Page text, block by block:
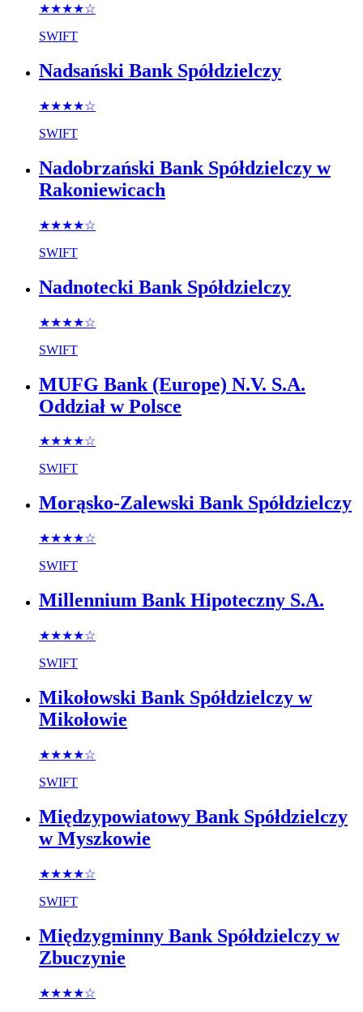
★★★★☆
SWIFT
Nadsański Bank Spółdzielczy
★★★★☆
SWIFT
Nadobrzański Bank Spółdzielczy w
Rakoniewicach
★★★★☆
SWIFT
Nadnotecki Bank Spółdzielczy
★★★★☆
SWIFT
MUFG Bank (Europe) N.V. S.A.
Oddział w Polsce
★★★★☆
SWIFT
Morąsko-Zalewski Bank Spółdzielczy
★★★★☆
SWIFT
Millennium Bank Hipoteczny S.A.
★★★★☆
SWIFT
Mikołowski Bank Spółdzielczy w
Mikołowie
★★★★☆
SWIFT
Międzypowiatowy Bank Spółdzielczy
w Myszkowie
★★★★☆
SWIFT
Międzygminny Bank Spółdzielczy w
Zbuczynie
★★★★☆